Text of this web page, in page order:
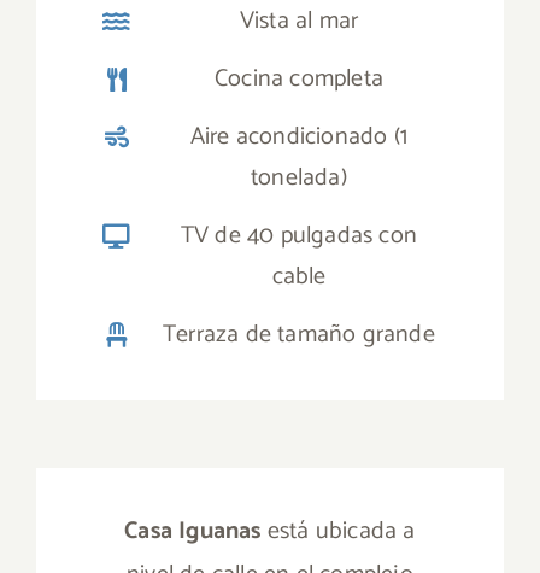
Vista al mar
Cocina completa
Aire acondicionado (1
tonelada)
TV de 40 pulgadas con
cable
Terraza de tamaño grande
Casa Iguanasestá ubicada a